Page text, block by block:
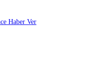
Haber Ver